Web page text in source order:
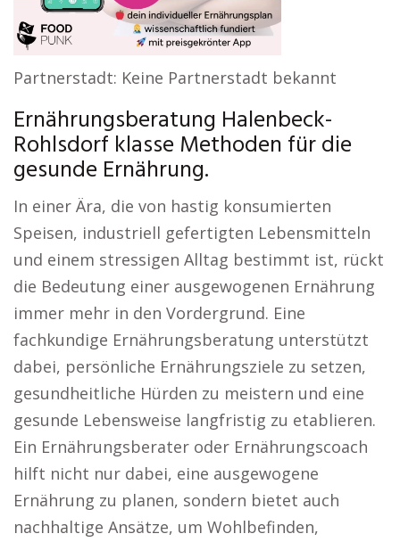
Partnerstadt: Keine Partnerstadt bekannt
Ernährungsberatung Halenbeck-
Rohlsdorf klasse Methoden für die
gesunde Ernährung.
In einer Ära, die von hastig konsumierten
Speisen, industriell gefertigten Lebensmitteln
und einem stressigen Alltag bestimmt ist, rückt
die Bedeutung einer ausgewogenen Ernährung
immer mehr in den Vordergrund. Eine
fachkundige Ernährungsberatung unterstützt
dabei, persönliche Ernährungsziele zu setzen,
gesundheitliche Hürden zu meistern und eine
gesunde Lebensweise langfristig zu etablieren.
Ein Ernährungsberater oder Ernährungscoach
hilft nicht nur dabei, eine ausgewogene
Ernährung zu planen, sondern bietet auch
nachhaltige Ansätze, um Wohlbefinden,